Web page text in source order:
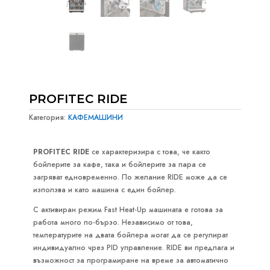
PROFITEC RIDE
Категория:КАФЕМАШИНИ
PROFITEC RIDE се характеризира с това, че както
бойлерите за кафе, така и бойлерите за пара се
загряват едновременно. По желание RIDE може да се
използва и като машина с един бойлер.
С активиран режим Fast Heat-Up машината е готова за
работа много по-бързо. Независимо от това,
температурите на двата бойлера могат да се регулират
индивидуално чрез PID управление. RIDE ви предлага и
възможност за програмиране на време за автоматично